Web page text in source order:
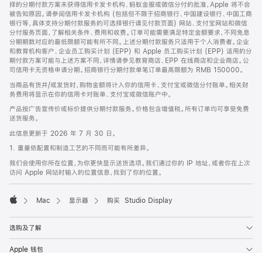
择的分期付款方案未获得信用卡发卡机构、蚂蚁金服或微信分付的批准，Apple 将不会
被告知原因。请参阅信用卡发卡机构 (包括但不限于招商银行、中国建设银行、中国工商
银行等，具体支持分期付款服务的可选择银行请见付款页面) 网站、支付宝网站和微信
分付服务页面，了解相关条件、费用和收费。订单可能需要满足特定金额要求，不同免息
分期期数对应的最低限额可能有所不同。上述分期付款服务只适用于个人消费者。企业
和教育机构客户、企业员工购买计划 (EPP) 和 Apple 员工购买计划 (EPP) 适用的分
期付款方案可能与上述方案不同，详情请参见教育商店、EPP 在线商店和企业商店。公
司信用卡无资格申请分期。招商银行分期付款单笔订单最高限额为 RMB 150000。
当商品有货并/或发货时，购物金额将计入你的信用卡、支付宝或微信分付账单。相关财
务费用将显示在你的信用卡对账单、支付宝或微信账户中。
产品按广告宣传价或标价提供分期付款服务。价格包含增值税。所有订单均可享受免费
送货服务。
此信息更新于 2026 年 7 月 30 日。
1. 重量依配置和制造工艺的不同而可能有所差异。
我们会使用你所在位置，为你更快显示送货选项。我们通过你的 IP 地址，或者你在上次
访问 Apple 网站时输入的位置信息，找到了你的位置。
Mac 显示器 购买 Studio Display
选购及了解
Apple 钱包